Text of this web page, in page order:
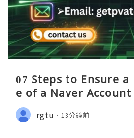
07 Steps to Ensure a
e of a Naver Account
rgtu 13分鐘前